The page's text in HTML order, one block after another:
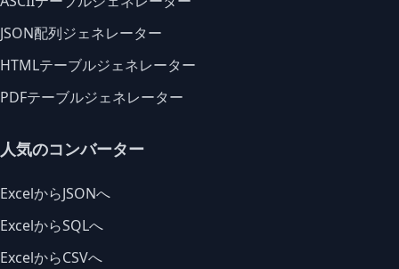
JSON配列ジェネレーター
HTMLテーブルジェネレーター
PDFテーブルジェネレーター
人気のコンバーター
ExcelからJSONへ
ExcelからSQLへ
ExcelからCSVへ